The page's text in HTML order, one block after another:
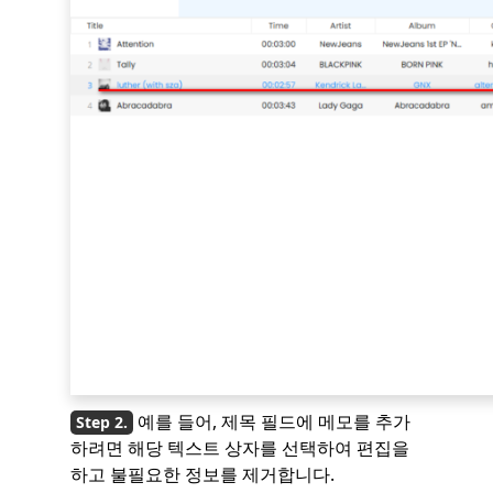
예를 들어, 제목 필드에 메모를 추가
하려면 해당 텍스트 상자를 선택하여 편집을
하고 불필요한 정보를 제거합니다.